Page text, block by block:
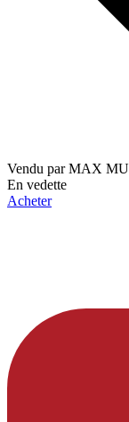
Vendu parMAX
En vedette
Acheter